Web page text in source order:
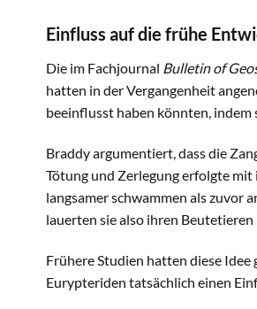
Einfluss auf die frühe
Die im Fachjournal Bulletin of
hatten in der Vergangenheit
beeinflusst haben könnten,
Braddy argumentiert, dass die
Tötung und Zerlegung erfolgte
langsamer schwammen als zuvor
lauerten sie also ihren
Frühere Studien hatten diese
Eurypteriden tatsächlich einen